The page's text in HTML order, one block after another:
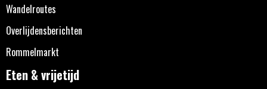
Wandelroutes
Overlijdensberichten
Rommelmarkt
Eten & vrijetijd